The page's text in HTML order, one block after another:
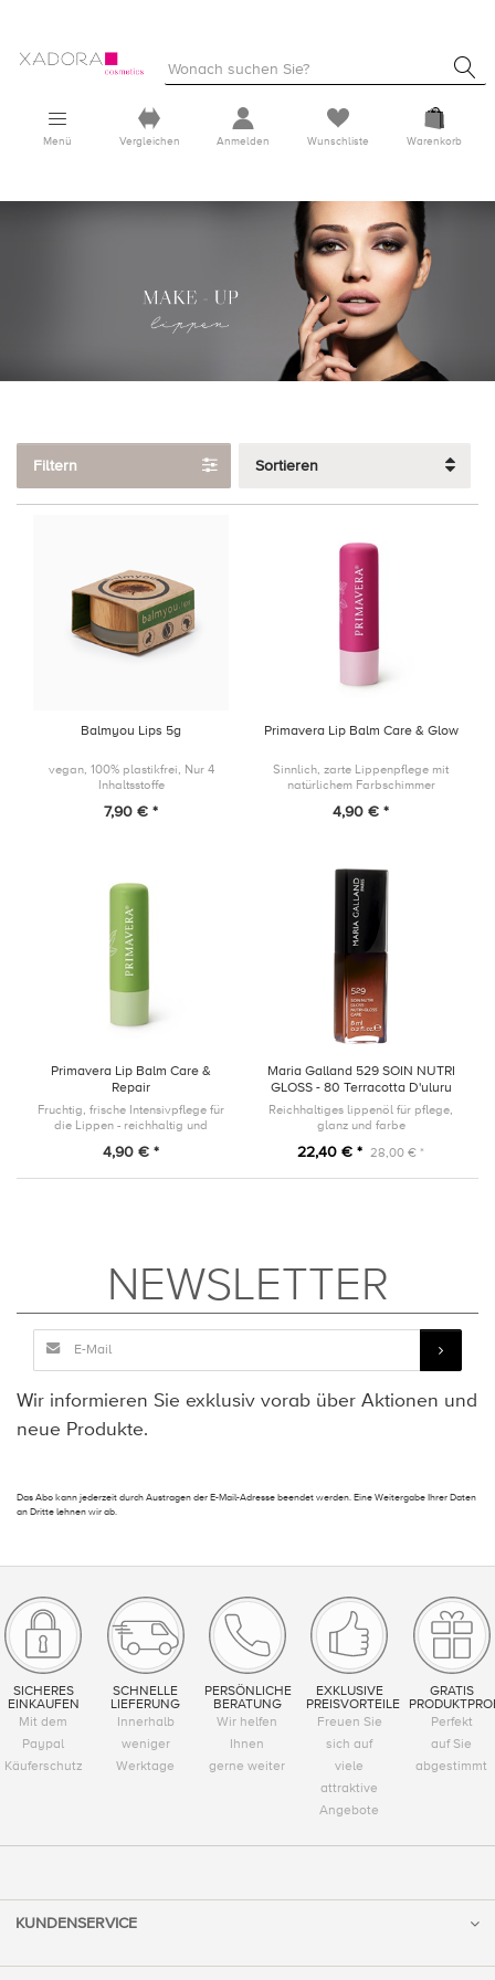
Menü Vergleichen Anmelden Wunschliste Warenkorb
Filtern Sortieren
Balmyou Lips 5g
vegan, 100% plastikfrei, Nur 4
Inhaltsstoffe
7,90 € *
Primavera Lip Balm Care & Glow
Sinnlich, zarte Lippenpflege mit
natürlichem Farbschimmer
4,90 € *
Primavera Lip Balm Care &
Repair
Fruchtig, frische Intensivpflege für
die Lippen - reichhaltig und
4,90 € *
Maria Galland 529 SOIN NUTRI
GLOSS - 80 Terracotta D'uluru
Reichhaltiges lippenöl für pflege,
glanz und farbe
22,40 € * 28,00 € *
NEWSLETTER
Wir informieren Sie exklusiv vorab über Aktionen und
neue Produkte.
Das Abo kann jederzeit durch Austragen der E-Mail-Adresse beendet werden. Eine Weitergabe Ihrer Daten
an Dritte lehnen wir ab.
SICHERES
EINKAUFEN
Mit dem
Paypal
Käuferschutz
SCHNELLE
LIEFERUNG
Innerhalb
weniger
Werktage
PERSÖNLICHE
BERATUNG
Wir helfen
Ihnen
gerne weiter
EXKLUSIVE
PREISVORTEILE
Freuen Sie
sich auf
viele
attraktive
Angebote
GRATIS
Perfekt
auf Sie
abgestimmt
KUNDENSERVICE